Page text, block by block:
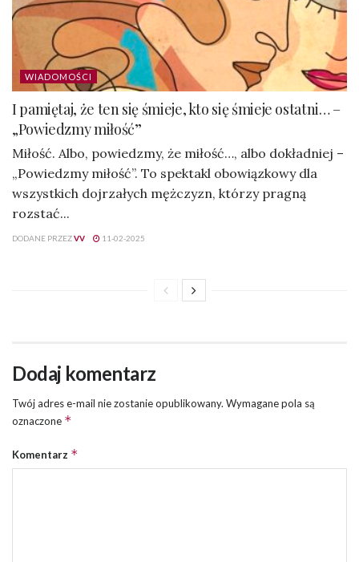
WIADOMOŚCI
I pamiętaj, że ten się śmieje, kto się śmieje ostatni… –
„Powiedzmy miłość”
Miłość. Albo, powiedzmy, że miłość…, albo dokładniej –
„Powiedzmy miłość”. To spektakl obowiązkowy dla
wszystkich dojrzałych mężczyzn, którzy pragną
rozstać...
DODANE PRZEZVV 11-02-2025
Dodaj komentarz
Twój adres e-mail nie zostanie opublikowany. Wymagane pola są
oznaczone *
Komentarz *